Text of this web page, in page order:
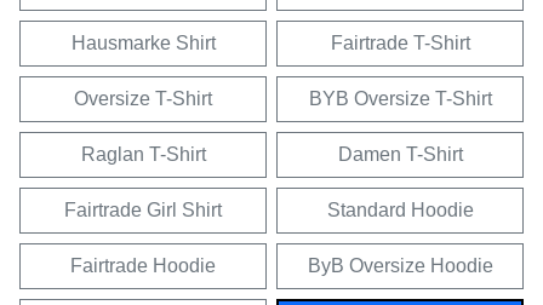
Hausmarke Shirt Fairtrade T-Shirt
Oversize T-Shirt BYB Oversize T-Shirt
Raglan T-Shirt Damen T-Shirt
Fairtrade Girl Shirt Standard Hoodie
Fairtrade Hoodie ByB Oversize Hoodie